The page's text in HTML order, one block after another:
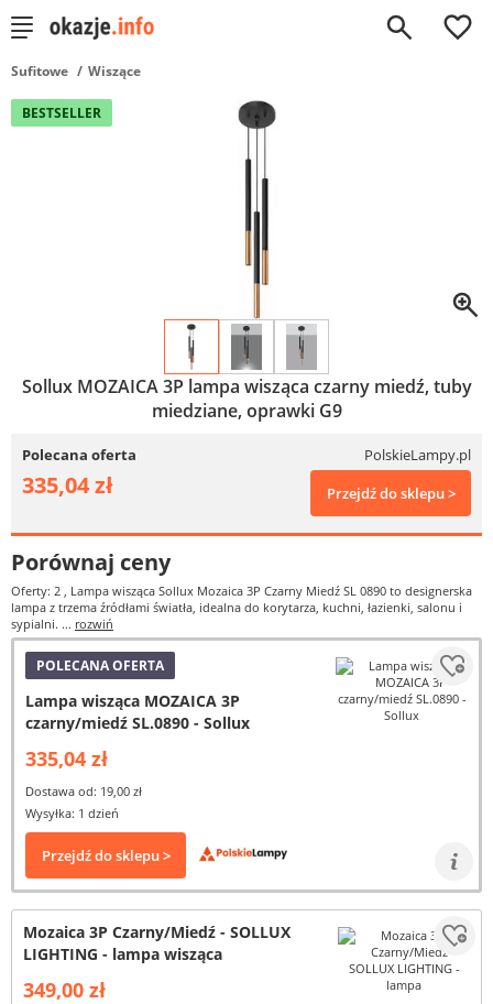
0
Sufitowe Wiszące
BESTSELLER
Sollux MOZAICA 3P lampa wisząca czarny miedź, tuby
miedziane, oprawki G9
Polecana oferta PolskieLampy.pl
335,04 zł Przejdź do sklepu >
Porównaj ceny
Oferty: 2 , Lampa wisząca Sollux Mozaica 3P Czarny Miedź SL 0890 to designerska
lampa z trzema źródłami światła, idealna do korytarza, kuchni, łazienki, salonu i
sypialni. ... rozwiń
POLECANA OFERTA
Lampa wisząca MOZAICA 3P
czarny/miedź SL.0890 - Sollux
335,04 zł
Dostawa od: 19,00 zł
Wysyłka: 1 dzień
Przejdź do sklepu >
Mozaica 3P Czarny/Miedź - SOLLUX
LIGHTING - lampa wisząca
349,00 zł